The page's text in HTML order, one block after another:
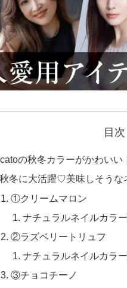
目次
の秋冬カラーがかわいい
秋冬に大活躍♡美味しそうな
①クリームマロン
ナチュラルネイルカラ
②ラズベリートリュフ
ナチュラルネイルカラ
③チョコチーノ